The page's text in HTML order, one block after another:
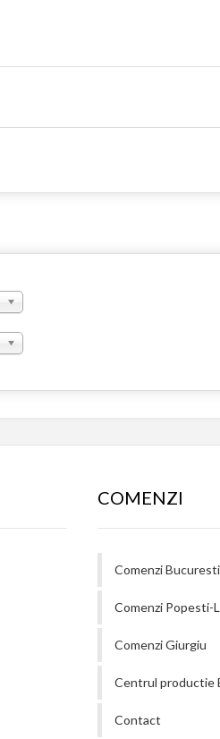
COMENZI
Comenzi Bucuresti
Comenzi Popesti-
Comenzi Giurgiu
Centrul productie
Contact